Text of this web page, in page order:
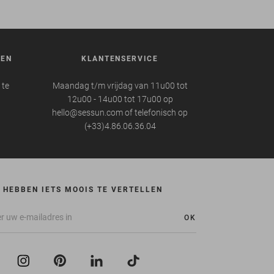
te
KLANTENSERVICE
Maandag t/m vrijdag van 11u00 tot
12u00 - 14u00 tot 17u00 op
hello@sessun.com of telefonisch op
(+33)4.86.06.36.04
HEBBEN IETS MOOIS TE VERTELLEN
OK